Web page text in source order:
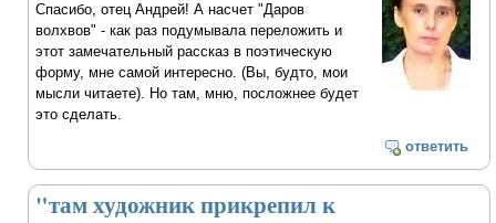
Спасибо, отец Андрей! А насчет "Даров
волхвов" - как раз подумывала переложить и
этот замечательный рассказ в поэтическую
форму, мне самой интересно. (Вы, будто, мои
мысли читаете). Но там, мню, посложнее будет
это сделать.
ответить
"там художник прикрепил к